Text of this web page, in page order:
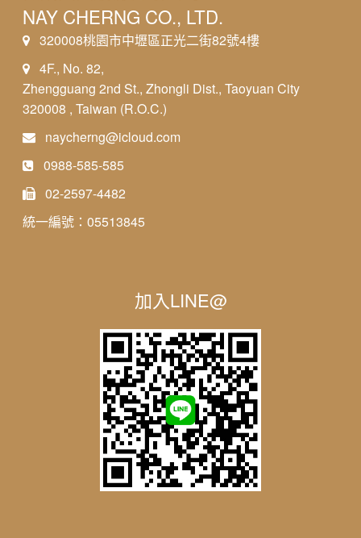
NAY CHERNG CO., LTD.
320008桃園市中壢區正光二街82號4樓
4F., No. 82,
Zhengguang 2nd St., Zhongli Dist., Taoyuan City
320008 , Taiwan (R.O.C.)
naycherng@icloud.com
0988-585-585
02-2597-4482
統一編號：05513845
加入LINE@